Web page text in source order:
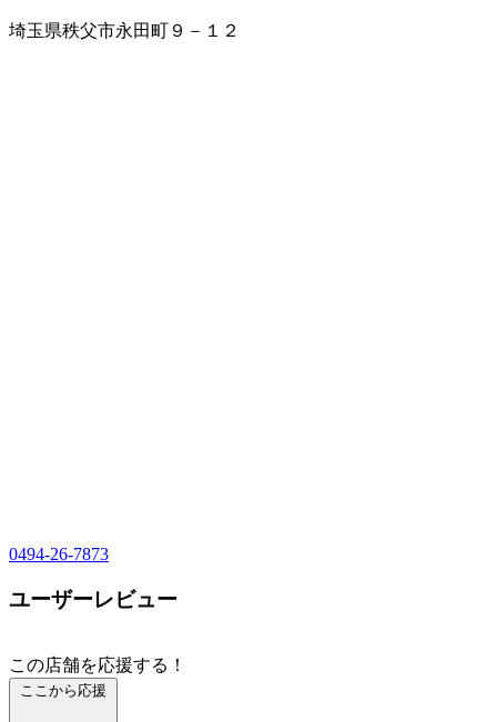
埼玉県秩父市永田町９－１２
0494-26-7873
ユーザーレビュー
この店舗を応援する！
ここから応援